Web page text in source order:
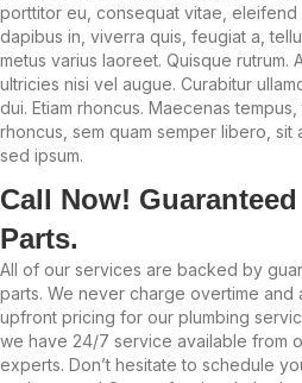
porttitor eu, consequat vitae, eleifend
dapibus in, viverra quis, feugiat a,
metus varius laoreet. Quisque rutrum.
ultricies nisi vel augue. Curabitur
dui. Etiam rhoncus. Maecenas
rhoncus, sem quam semper libero, sit
sed ipsum.
Call Now!
Parts.
All of our services are backed by
parts. We never charge overtime and
upfront pricing for our plumbing
we have 24/7 service available from
experts. Don’t hesitate to schedule